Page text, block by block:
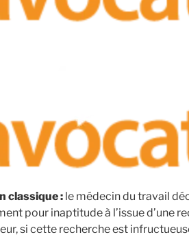
classique : le médecin du travail
pour inaptitude à l’issue d’une
si cette recherche est